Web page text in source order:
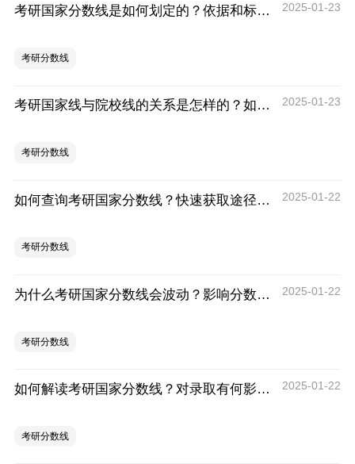
考研国家分数线是如何划定的？依据和标准是什么？ 2025-01-23
考研分数线
考研国家线与院校线的关系是怎样的？如何理解？ 2025-01-23
考研分数线
如何查询考研国家分数线？快速获取途径有哪些？ 2025-01-22
考研分数线
为什么考研国家分数线会波动？影响分数线的因素有哪些？ 2025-01-22
考研分数线
如何解读考研国家分数线？对录取有何影响？ 2025-01-22
考研分数线